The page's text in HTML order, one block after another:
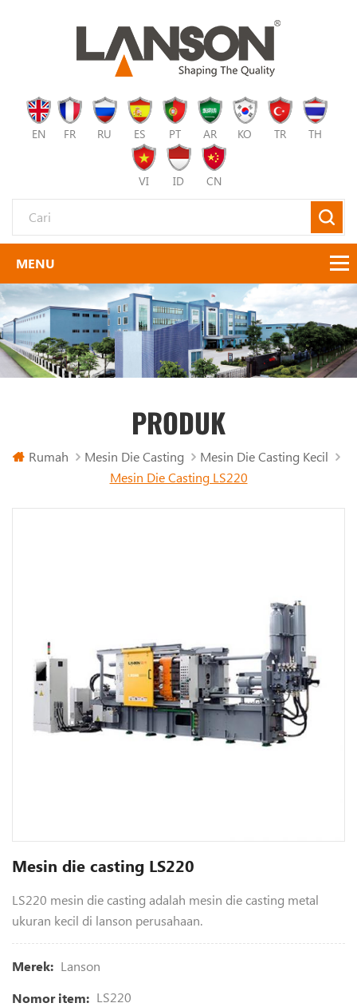
EN FR RU ES PT AR KO TR TH
VI ID CN
PRODUK
Rumah Mesin Die Casting
Mesin Die Casting Kecil
Mesin Die Casting LS220
Mesin die casting LS220
LS220 mesin die casting adalah mesin die casting metal
ukuran kecil di lanson perusahaan.
Merek: Lanson
Nomor item: LS220